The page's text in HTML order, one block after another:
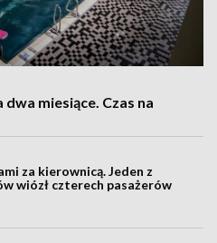
miesiące. Czas na
za kierownicą. Jeden z
wiózł czterech pasażerów